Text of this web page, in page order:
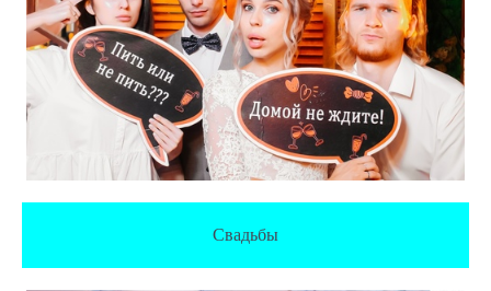
Свадьбы